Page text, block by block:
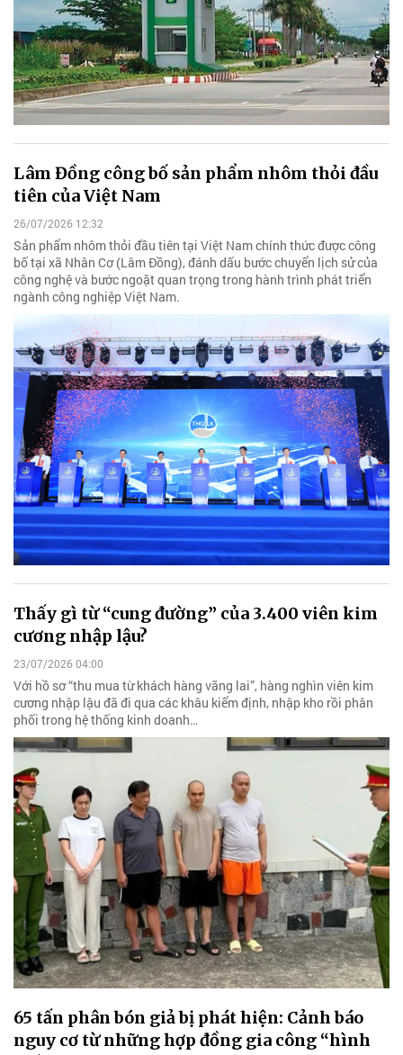
Lâm Đồng công bố sản phẩm nhôm thỏi đầu
tiên của Việt Nam
26/07/2026 12:32
Sản phẩm nhôm thỏi đầu tiên tại Việt Nam chính thức được công
bố tại xã Nhân Cơ (Lâm Đồng), đánh dấu bước chuyển lịch sử của
công nghệ và bước ngoặt quan trọng trong hành trình phát triển
ngành công nghiệp Việt Nam.
Thấy gì từ “cung đường” của 3.400 viên kim
cương nhập lậu?
23/07/2026 04:00
Với hồ sơ “thu mua từ khách hàng vãng lai”, hàng nghìn viên kim
cương nhập lậu đã đi qua các khâu kiểm định, nhập kho rồi phân
phối trong hệ thống kinh doanh…
65 tấn phân bón giả bị phát hiện: Cảnh báo
nguy cơ từ những hợp đồng gia công “hình